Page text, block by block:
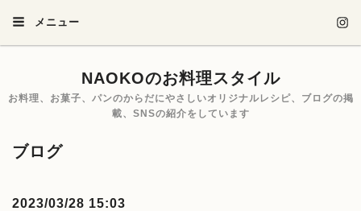
メニュー
NAOKOのお料理スタイル
お料理、お菓子、パンのからだにやさしいオリジナルレシピ、ブログの掲
載、SNSの紹介をしています
ブログ
2023/03/28 15:03